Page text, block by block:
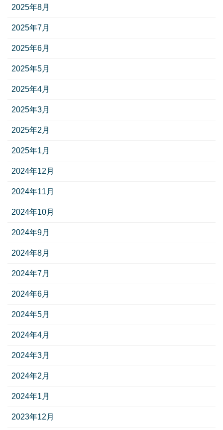
2025年8月
2025年7月
2025年6月
2025年5月
2025年4月
2025年3月
2025年2月
2025年1月
2024年12月
2024年11月
2024年10月
2024年9月
2024年8月
2024年7月
2024年6月
2024年5月
2024年4月
2024年3月
2024年2月
2024年1月
2023年12月